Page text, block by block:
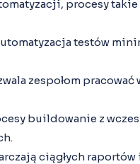
procesy
testów
zespołom
buildowanie z
ciągłych raportów